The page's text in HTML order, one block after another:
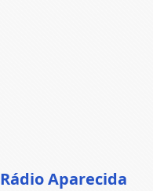
Rádio Aparecida